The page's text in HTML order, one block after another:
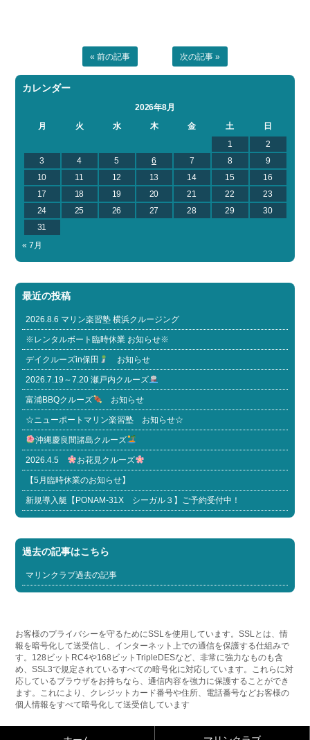
« 前の記事 次の記事 »
カレンダー
2026年8月
月
火 水 木 金 土
日
1
2
3
4 5 6 7 8
9
10
11 12 13 14 15
16
17
18 19 20 21 22
23
24
25 26 27 28 29
30
31
« 7月
最近の投稿
2026.8.6 マリン楽習塾 横浜クルージング
※レンタルボート臨時休業 お知らせ※
デイクルーズin保田 お知らせ
2026.7.19～7.20 瀬戸内クルーズ
富浦BBQクルーズ お知らせ
☆ニューポートマリン楽習塾 お知らせ☆
沖縄慶良間諸島クルーズ
2026.4.5 お花見クルーズ
【5月臨時休業のお知らせ】
新規導入艇【PONAM-31X シーガル３】ご予約受付中！
過去の記事はこちら
マリンクラブ過去の記事
お客様のプライバシーを守るためにSSLを使用しています。SSLとは、情
報を暗号化して送受信し、インターネット上での通信を保護する仕組みで
す。128ビットRC4や168ビットTripleDESなど、非常に強力なものも含
め、SSL3で規定されているすべての暗号化に対応しています。これらに対
応しているブラウザをお持ちなら、通信内容を強力に保護することができ
ます。これにより、クレジットカード番号や住所、電話番号などお客様の
個人情報をすべて暗号化して送受信しています